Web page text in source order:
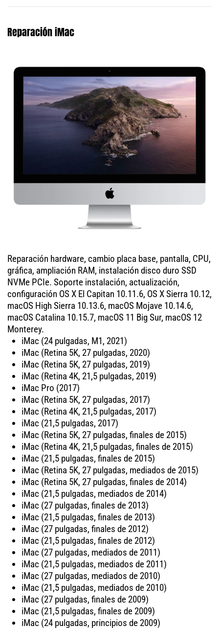
Reparación iMac
Reparación hardware, cambio placa base, pantalla, CPU,
gráfica, ampliación RAM, instalación disco duro SSD
NVMe PCIe. Soporte instalación, actualización,
configuración OS X El Capitan 10.11.6, OS X Sierra 10.12,
macOS High Sierra 10.13.6, macOS Mojave 10.14.6,
macOS Catalina 10.15.7, macOS 11 Big Sur, macOS 12
Monterey.
iMac (24 pulgadas, M1, 2021)
iMac (Retina 5K, 27 pulgadas, 2020)
iMac (Retina 5K, 27 pulgadas, 2019)
iMac (Retina 4K, 21,5 pulgadas, 2019)
iMac Pro (2017)
iMac (Retina 5K, 27 pulgadas, 2017)
iMac (Retina 4K, 21,5 pulgadas, 2017)
iMac (21,5 pulgadas, 2017)
iMac (Retina 5K, 27 pulgadas, finales de 2015)
iMac (Retina 4K, 21,5 pulgadas, finales de 2015)
iMac (21,5 pulgadas, finales de 2015)
iMac (Retina 5K, 27 pulgadas, mediados de 2015)
iMac (Retina 5K, 27 pulgadas, finales de 2014)
iMac (21,5 pulgadas, mediados de 2014)
iMac (27 pulgadas, finales de 2013)
iMac (21,5 pulgadas, finales de 2013)
iMac (27 pulgadas, finales de 2012)
iMac (21,5 pulgadas, finales de 2012)
iMac (27 pulgadas, mediados de 2011)
iMac (21,5 pulgadas, mediados de 2011)
iMac (27 pulgadas, mediados de 2010)
iMac (21,5 pulgadas, mediados de 2010)
iMac (27 pulgadas, finales de 2009)
iMac (21,5 pulgadas, finales de 2009)
iMac (24 pulgadas, principios de 2009)